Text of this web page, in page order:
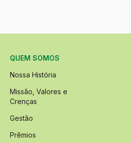
QUEM SOMOS
Nossa História
Missão, Valores e
Crenças
Gestão
Prêmios